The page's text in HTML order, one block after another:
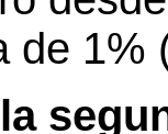
de 1%